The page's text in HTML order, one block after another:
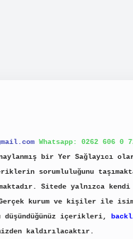
Whatsapp: 0262 606 0
bir Yer Sağlayıcı
sorumluluğunu
Sitede yalnızca kendi
kurum ve kişiler ile
düşündüğünüz içerikleri,
kaldırılacaktır.